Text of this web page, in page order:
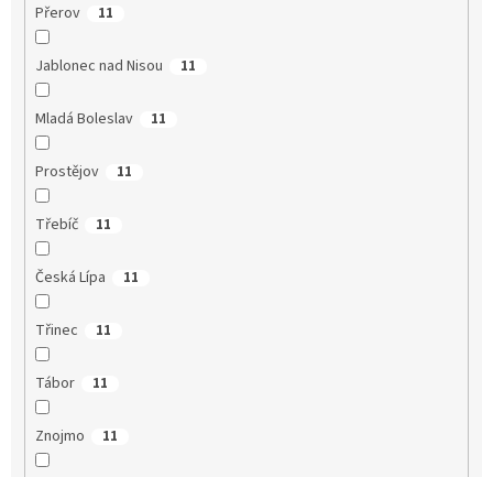
Přerov 11
Jablonec nad Nisou 11
Mladá Boleslav 11
Prostějov 11
Třebíč 11
Česká Lípa 11
Třinec 11
Tábor 11
Znojmo 11